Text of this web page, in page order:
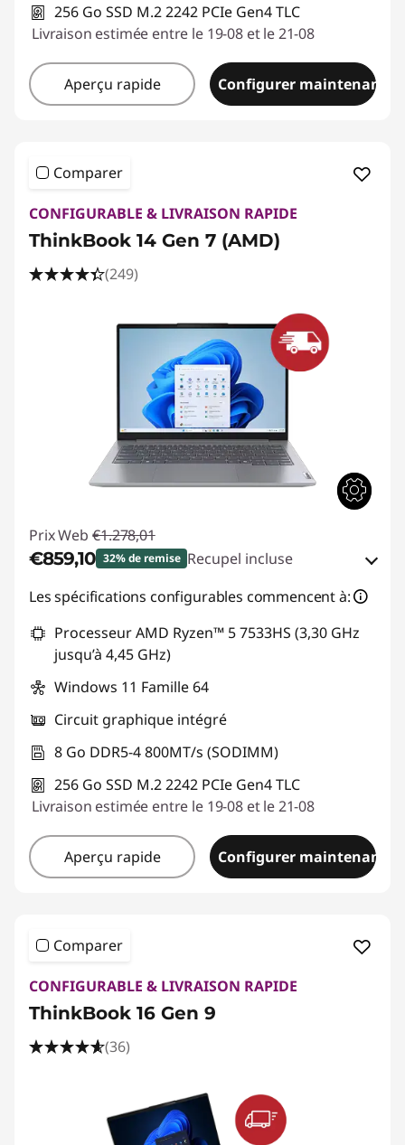
256 Go SSD M.2 2242 PCIe Gen4 TLC
Livraison estimée entre le 19-08 et le 21-08
Aperçu rapide Configurer maintenant
Comparer
CONFIGURABLE & LIVRAISON RAPIDE
ThinkBook 14 Gen 7 (AMD)
(249)
Prix Web €1.278,01
€859,10 32% de remise Recupel incluse
Bons de réduction en ligne :-€418,91
Code de réduction :THINK-SUMMER
Les spécifications configurables commencent à:
Processeur AMD Ryzen™ 5 7533HS (3,30 GHz
jusqu’à 4,45 GHz)
Windows 11 Famille 64
Circuit graphique intégré
8 Go DDR5-4 800MT/s (SODIMM)
256 Go SSD M.2 2242 PCIe Gen4 TLC
Livraison estimée entre le 19-08 et le 21-08
Aperçu rapide Configurer maintenant
Comparer
CONFIGURABLE & LIVRAISON RAPIDE
ThinkBook 16 Gen 9
(36)